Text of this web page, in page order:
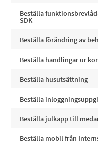
Beställa
SDK
Beställa förändring av
Beställa handlingar ur
Beställa husutsättning
Beställa
Beställa julkapp till
Beställa mobil från